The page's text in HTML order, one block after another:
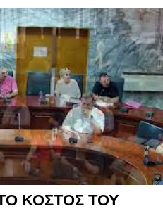
ΚΟΣΤΟΣ ΤΟΥ